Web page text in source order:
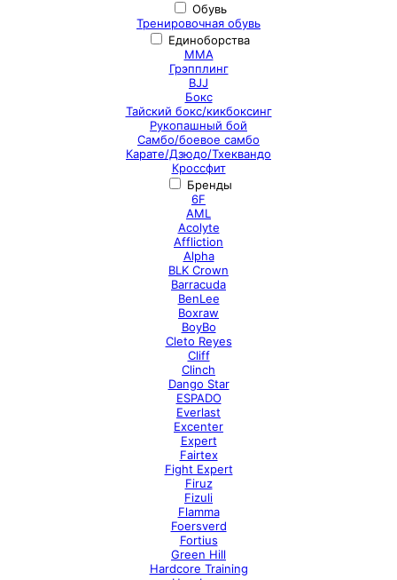
Обувь
Тренировочная обувь
Единоборства
ММА
Грэпплинг
BJJ
Бокс
Тайский бокс/кикбоксинг
Рукопашный бой
Самбо/боевое самбо
Карате/Дзюдо/Тхеквандо
Кроссфит
Бренды
6F
AML
Acolyte
Affliction
Alpha
BLK Crown
Barracuda
BenLee
Boxraw
BoyBo
Cleto Reyes
Cliff
Clinch
Dango Star
ESPADO
Everlast
Excenter
Expert
Fairtex
Fight Expert
Firuz
Fizuli
Flamma
Foersverd
Fortius
Green Hill
Hardcore Training